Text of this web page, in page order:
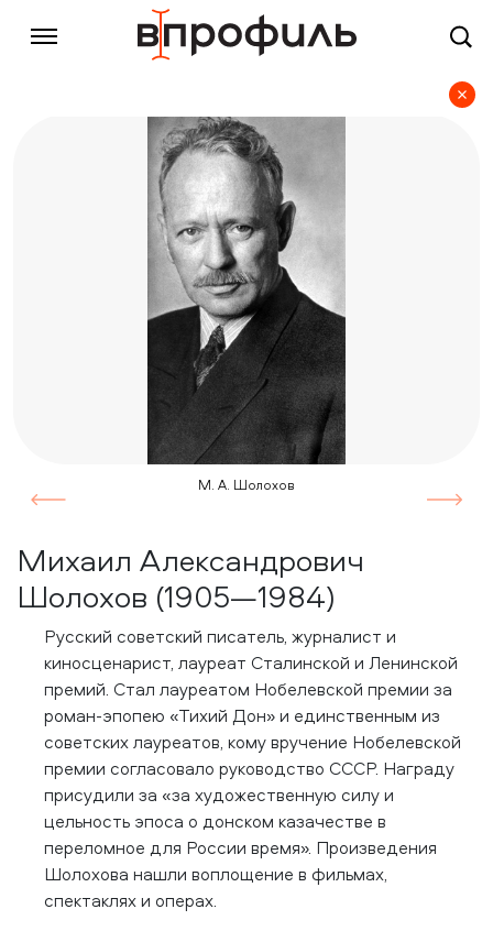
М. А. Шолохов
Next
Михаил Александрович
Шолохов (1905—1984)
Русский советский писатель, журналист и
киносценарист, лауреат Сталинской и Ленинской
премий. Стал лауреатом Нобелевской премии за
роман-эпопею «Тихий Дон» и единственным из
советских лауреатов, кому вручение Нобелевской
премии согласовало руководство СССР. Награду
присудили за «за художественную силу и
цельность эпоса о донском казачестве в
переломное для России время». Произведения
Шолохова нашли воплощение в фильмах,
спектаклях и операх.